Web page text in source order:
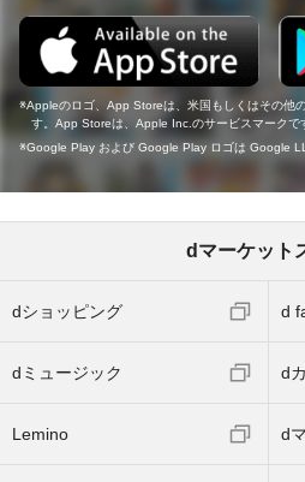
Appleのロゴ、App Storeは、米国もしくはその他
す。App Storeは、Apple Inc.のサービスマークで
Google Play および Google Play ロゴは Google
dマーケット
dショッピング d
dミュージック d
Lemino d